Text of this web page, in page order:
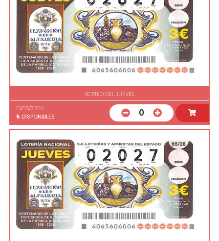
SORTEO DEL JUEVES
13/08/2026
5 DISPONIBLES 0